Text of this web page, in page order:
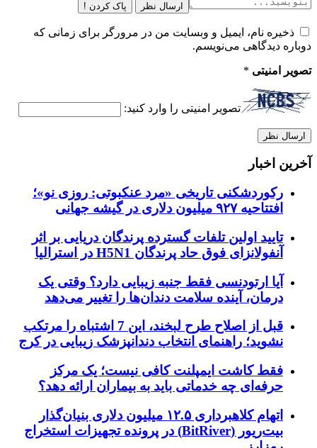
ارسال نظر پاک کردن !
ذخیره نام، ایمیل و وبسایت من در مرورگر برای زمانی که
دوباره دیدگاهی می‌نویسم.
تصویر امنیتی *
تصویر امنیتی را وارد کنید:
آخرین اخبار
رکوردشکنی تاریخی «مرد عنکبوتی: روزی نو»؛
افتتاحیه ۹۲۷ میلیون دلاری در گیشه جهانی
تایید اولین تلفات گسترده پرندگان دریایی بر اثر
آنفولانزای فوق حاد پرندگان H5N1 در استرالیا
آیا ارتودنسی فقط جنبه زیبایی دارد؟ وقتی یک
درمان، آینده سلامت دندان‌ها را تغییر می‌دهد
قبل از اصلاح طرح لبخند، این 7 اشتباه را مرتکب
نشوید؛ راهنمای انتخاب دندانپزشک زیبایی در کرج
فقط کاشت ایمپلنت کافی نیست؛ یک مرکز
حرفه‌ای چه خدماتی باید به بیماران ارائه دهد؟
اتهام کلاهبرداری ۱۲.۵ میلیون دلاری بنیان‌گذار
بیت‌ریور (BitRiver) در پرونده تجهیزات استخراج